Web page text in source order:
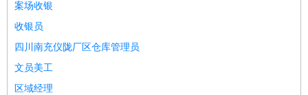
案场收银
收银员
四川南充仪陇厂区仓库管理员
文员美工
区域经理